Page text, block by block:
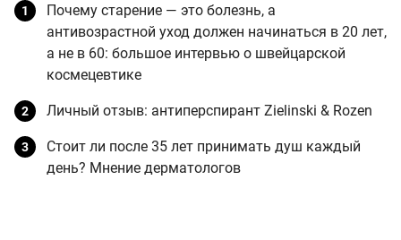
Почему старение — это болезнь, а
антивозрастной уход должен начинаться в 20 лет,
а не в 60: большое интервью о швейцарской
космецевтике
Личный отзыв: антиперспирант Zielinski & Rozen
Стоит ли после 35 лет принимать душ каждый
день? Мнение дерматологов